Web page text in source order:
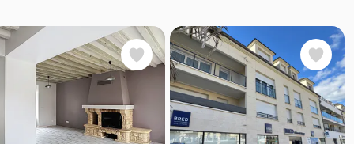
Favoris Favoris